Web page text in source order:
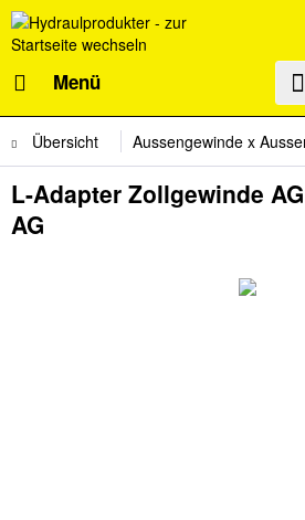
Menü
Übersicht Aussengewinde x
L-Adapter Zollgewinde
AG